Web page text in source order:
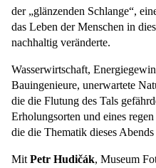
der „glänzenden Schlange“,
das Leben der Menschen in
nachhaltig veränderte.
Wasserwirtschaft,
Bauingenieure, unerwartete
die die Flutung des Tals
Erholungsorten und eines
die die Thematik dieses
Mit Petr Hudičák, Museum